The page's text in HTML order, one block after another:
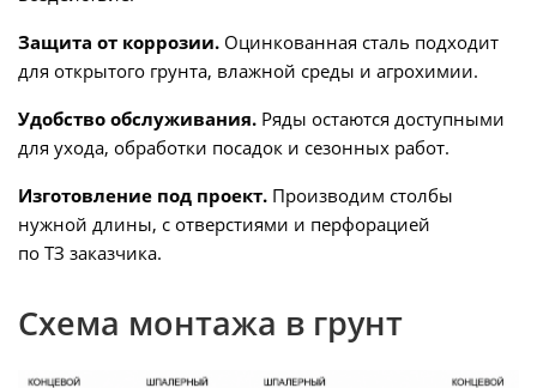
Защита от коррозии. Оцинкованная сталь подходит
для открытого грунта, влажной среды и агрохимии.
Удобство обслуживания. Ряды остаются доступными
для ухода, обработки посадок и сезонных работ.
Изготовление под проект. Производим столбы
нужной длины, с отверстиями и перфорацией
по ТЗ заказчика.
Схема монтажа в грунт